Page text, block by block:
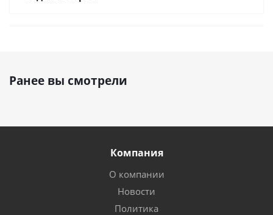
Ранее вы смотрели
Компания
О компании
Новости
Политика